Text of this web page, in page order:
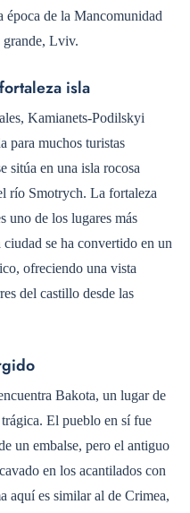
época de la Mancomunidad
grande, Lviv.
isla
Kamianets-Podilskyi
para muchos turistas
sitúa en una isla rocosa
río Smotrych. La fortaleza
uno de los lugares más
se ha convertido en un
ofreciendo una vista
del castillo desde las
Bakota, un lugar de
El pueblo en sí fue
un embalse, pero el antiguo
en los acantilados con
aquí es similar al de Crimea,